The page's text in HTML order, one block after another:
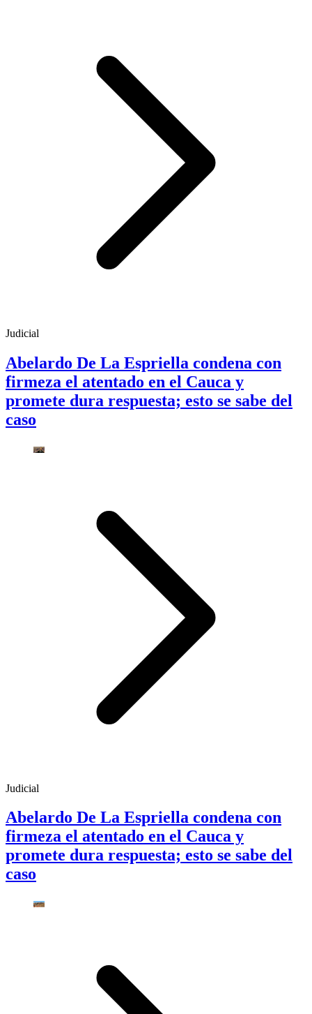
Judicial
Abelardo De La Espriella condena con
firmeza el atentado en el Cauca y
promete dura respuesta; esto se sabe del
caso
Judicial
Abelardo De La Espriella condena con
firmeza el atentado en el Cauca y
promete dura respuesta; esto se sabe del
caso